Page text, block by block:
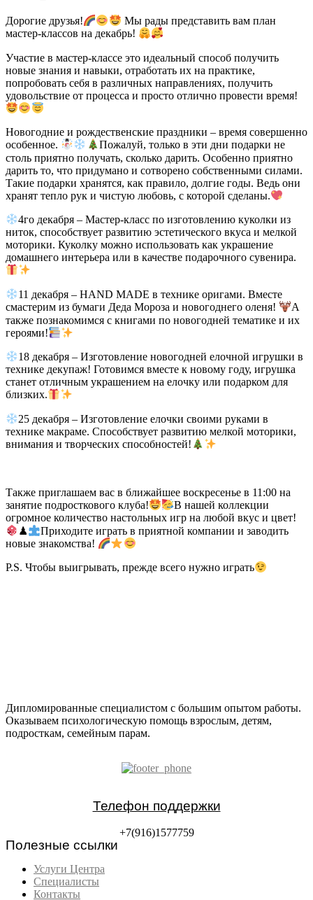
Дорогие друзья!
Мы рады представить вам план
мастер-классов на декабрь!
Участие в мастер-классе это идеальный способ получить
новые знания и навыки, отработать их на практике,
попробовать себя в различных направлениях, получить
удовольствие от процесса и просто отлично провести время!
Новогодние и рождественские праздники – время совершенно
особенное.
Пожалуй, только в эти дни подарки не
столь приятно получать, сколько дарить. Особенно приятно
дарить то, что придумано и сотворено собственными силами.
Такие подарки хранятся, как правило, долгие годы. Ведь они
хранят тепло рук и чистую любовь, с которой сделаны.
4го декабря – Мастер-класс по изготовлению куколки из
ниток, способствует развитию эстетического вкуса и мелкой
моторики. Куколку можно использовать как украшение
домашнего интерьера или в качестве подарочного сувенира.
11 декабря – HAND MADE в технике оригами. Вместе
смастерим из бумаги Деда Мороза и новогоднего оленя!
А
также познакомимся с книгами по новогодней тематике и их
героями!
18 декабря – Изготовление новогодней елочной игрушки в
технике декупаж! Готовимся вместе к новому году, игрушка
станет отличным украшением на елочку или подарком для
близких.
25 декабря – Изготовление елочки своими руками в
технике макраме. Способствует развитию мелкой моторики,
внимания и творческих способностей!
Также приглашаем вас в ближайшее воскресенье в 11:00 на
занятие подросткового клуба!
В нашей коллекции
огромное количество настольных игр на любой вкус и цвет!
♟
Приходите играть в приятной компании и заводить
новые знакомства!
P.S. Чтобы выигрывать, прежде всего нужно играть
Дипломированные специалистом с большим опытом работы.
Оказываем психологическую помощь взрослым, детям,
подросткам, семейным парам.
Телефон поддержки
+7(916)1577759
Полезные ссылки
Услуги Центра
Специалисты
Контакты